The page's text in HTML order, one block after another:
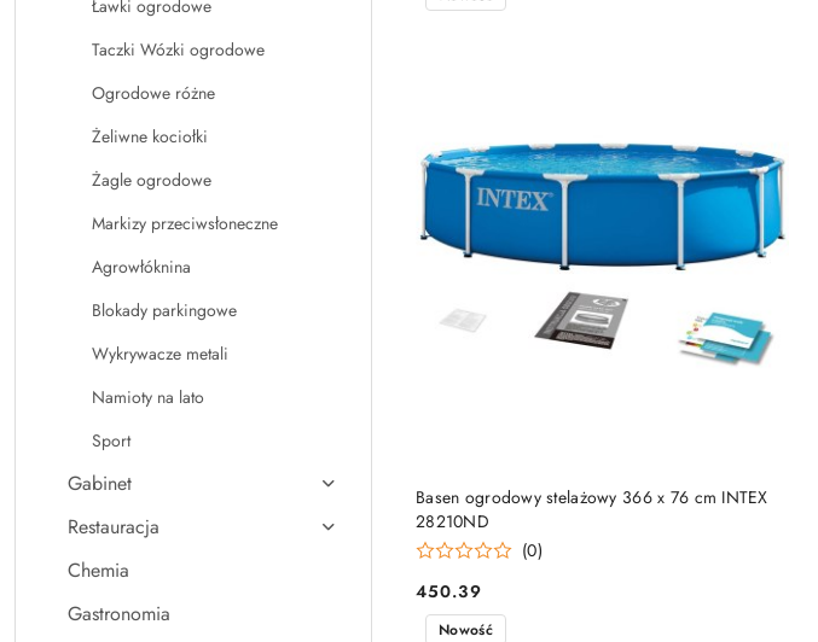
Ławki ogrodowe
Taczki Wózki ogrodowe
Ogrodowe różne
Żeliwne kociołki
Żagle ogrodowe
Markizy przeciwsłoneczne
Agrowłóknina
Blokady parkingowe
Wykrywacze metali
Namioty na lato
Sport
Gabinet
Restauracja
Chemia
Gastronomia
Basen ogrodowy stelażowy 366 x 76 cm INTEX
28210ND
(0)
Cena:
450.39
PRODUKT NIEDOSTĘPNY
Nowość